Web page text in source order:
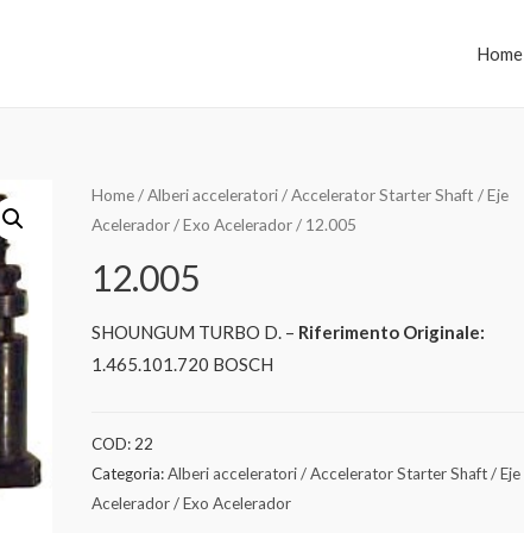
Home
Home/Alberi acceleratori / Accelerator Starter Shaft / Eje
Acelerador / Exo Acelerador/ 12.005
12.005
SHOUNGUM TURBO D. – Riferimento Originale:
1.465.101.720 BOSCH
COD: 22
Categoria:Alberi acceleratori / Accelerator Starter Shaft / Eje
Acelerador / Exo Acelerador